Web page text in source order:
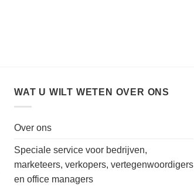
WAT U WILT WETEN OVER ONS
Over ons
Speciale service voor bedrijven,
marketeers, verkopers, vertegenwoordigers
en office managers